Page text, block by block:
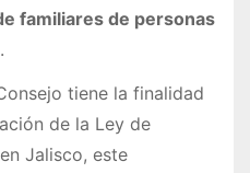
familiares de personas
tiene la finalidad
de la Ley de
Jalisco, este